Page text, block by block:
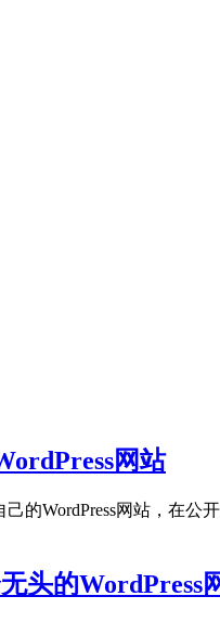
网站
的WordPress网站，在公
头的WordPress